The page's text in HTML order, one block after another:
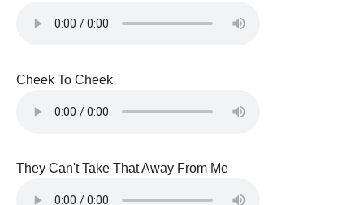
Cheek To Cheek
They Can't Take That Away From Me